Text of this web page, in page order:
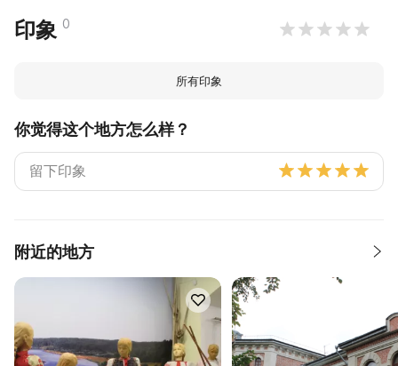
印象 0
所有印象
你觉得这个地方怎么样？
附近的地方